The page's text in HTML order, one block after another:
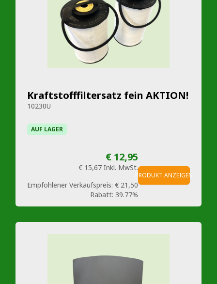
Kraftstofffiltersatz fein AKTION!
10230U
AUF LAGER
€ 12,95
€ 15,67 Inkl. MwSt.
Empfohlener Verkaufspreis: € 21,50
Rabatt: 39.77%
PRODUKT ANZEIGEN